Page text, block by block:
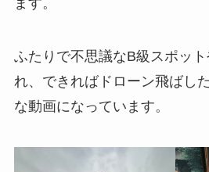
ます。
ふたりで不思議なB級スポッ
れ、できればドローン飛ばし
な動画になっています。